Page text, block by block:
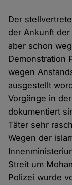
Der
der Ankunft
aber schon
Demonstration
wegen
ausgestellt
Vorgänge in
dokumentiert
Täter sehr
Wegen der
Streit um
Polizei wurde